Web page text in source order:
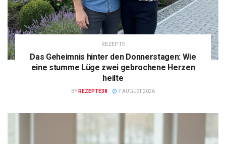
REZEPTE
Das Geheimnis hinter den Donnerstagen: Wie
eine stumme Lüge zwei gebrochene Herzen
heilte
BY REZEPTE38 7 AUGUST 2026